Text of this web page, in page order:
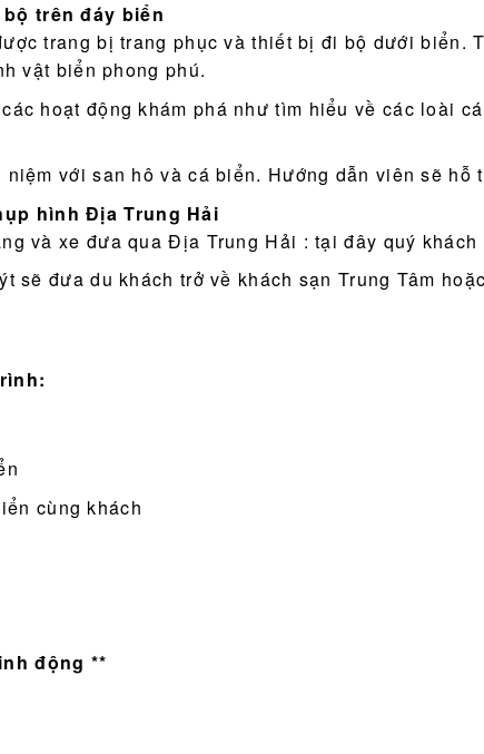
trên đáy biển
trang bị trang phục và thiết bị đi bộ dưới biển.
vật biển phong phú.
hoạt động khám phá như tìm hiểu về các loài
với san hô và cá biển. Hướng dẫn viên sẽ
hình Địa Trung Hải
và xe đưa qua Địa Trung Hải : tại đây quý
sẽ đưa du khách trở về khách sạn Trung Tâm
cùng khách
động **